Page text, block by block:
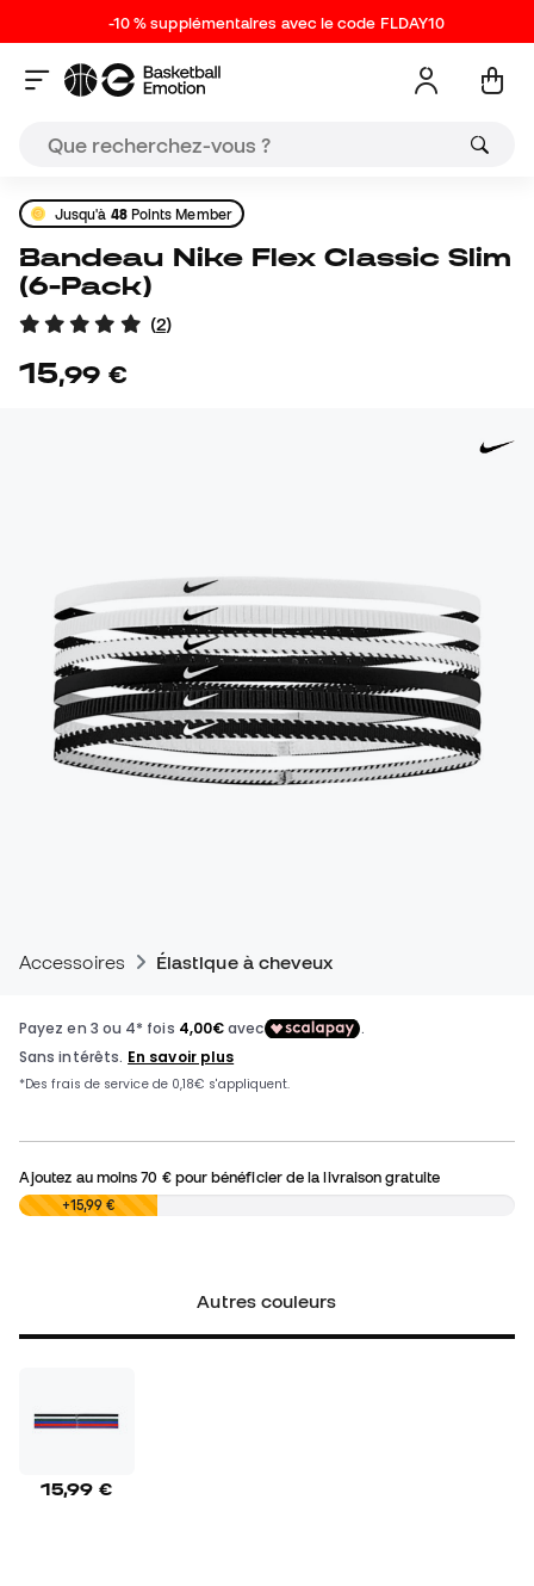
-10 % supplémentaires avec le code FLDAY10
Jusqu'à 48Points Member
Bandeau Nike Flex Classic Slim
(6-Pack)
(2)
15,99 €
Accessoires Élastique à cheveux
Ajoutez au moins70 €pour bénéficier de la livraison gratuite
0,00 €+15,99 €
Autres couleurs
15,99 €